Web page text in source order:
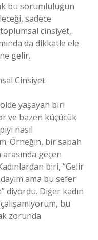
bu sorumluluğun
sadece
cinsiyet,
da dikkatle ele
gelir.
Cinsiyet
yaşayan biri
ve bazen küçücük
nasıl
Örneğin, bir sabah
geçen
biri, “Gelir
ama bu sefer
diyordu. Diğer kadın
bu
zorunda